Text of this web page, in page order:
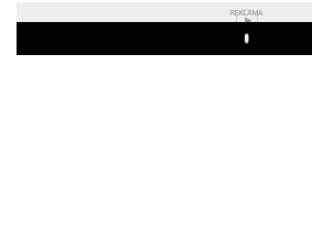
REKLAMA
Play